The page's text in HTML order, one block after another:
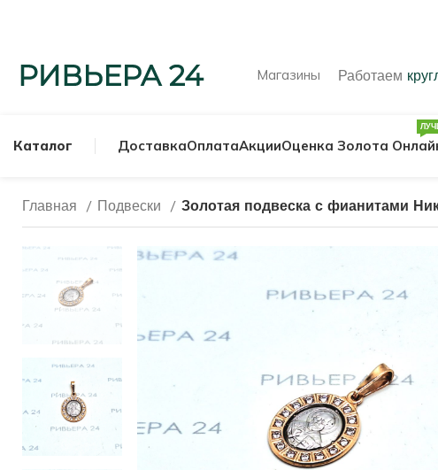
Магазины Работаем
Каталог
МУЖСКИЕ КОЛЬЦА
СЕРЕБРЯНЫЕ КОЛЬЦА
ДоставкаОплатаАкцииОценка Золота
Главная Подвески Золотая подвеска с фианитами